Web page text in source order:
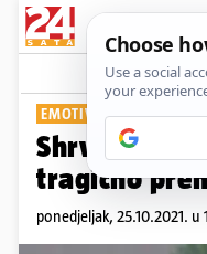
EMOTIVNI SUSRET NA
Shrvani
tragično
ponedjeljak, 25.10.2021. u